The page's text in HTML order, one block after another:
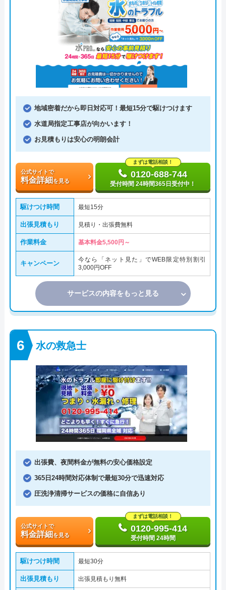
地域密着だから即日対応可！最短15分で駆けつけます
水道局指定工事店が向かいます！
お見積もりは安心の明朗会計
公式サイトで
料金詳細を見る
まずは電話相談！
0120-688-744
受付時間 24時間365日受付中！
駆けつけ時間 最短15分
出張見積もり 見積り・出張費無料
作業料金 基本料金5,500円～
キャンペーン
今なら「ネット見た」でWEB限定特別割引
3,000円OFF
サービスの内容をもっと見る
水の救急士
出張費、夜間料金が無料の安心価格設定
365日24時間対応体制で最短30分で迅速対応
圧洗浄清掃サービスの価格に自信あり
公式サイトで
料金詳細を見る
まずは電話相談！
0120-995-414
受付時間 24時間
駆けつけ時間 最短30分
出張見積もり 出張見積もり無料